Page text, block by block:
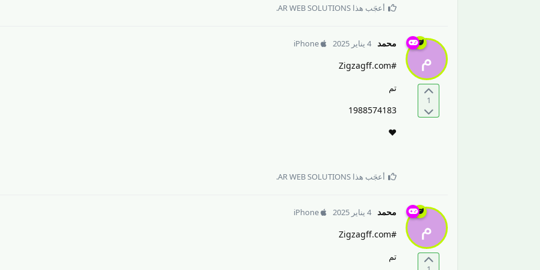
أعجَب هذا AR WEB SOLUTIONS
.
1
م
محمد 4 يناير 2025 iPhone
#Zigzagff.com
تم
1988574183
❤️
أعجَب هذا AR WEB SOLUTIONS
.
م
محمد 4 يناير 2025 iPhone
#Zigzagff.com
تم